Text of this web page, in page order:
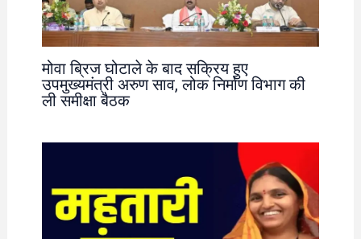
मोवा ब्रिज घोटाले के बाद सक्रिय हुए
उपमुख्यमंत्री अरुण साव, लोक निर्माण विभाग की
ली समीक्षा बैठक